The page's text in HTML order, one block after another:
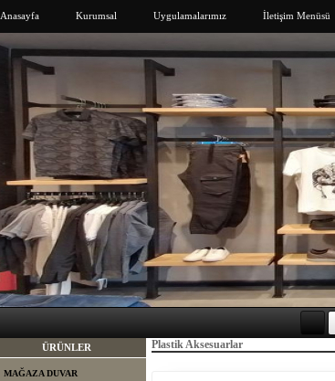
Anasayfa Kurumsal Uygulamalarımız İletişim Menüsü
ÜRÜNLER
MAĞAZA DUVAR
Plastik Aksesuarlar